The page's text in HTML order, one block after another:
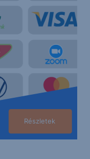
Részletek